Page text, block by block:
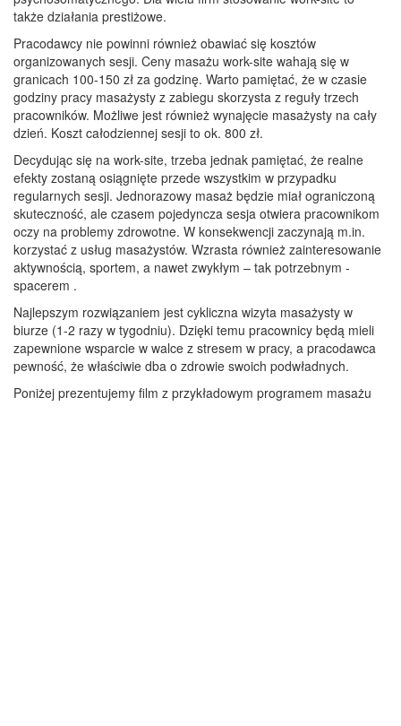
także działania prestiżowe.
Pracodawcy nie powinni również obawiać się kosztów
organizowanych sesji. Ceny masażu work-site wahają się w
granicach 100-150 zł za godzinę. Warto pamiętać, że w czasie
godziny pracy masażysty z zabiegu skorzysta z reguły trzech
pracowników. Możliwe jest również wynajęcie masażysty na cały
dzień. Koszt całodziennej sesji to ok. 800 zł.
Decydując się na work-site, trzeba jednak pamiętać, że realne
efekty zostaną osiągnięte przede wszystkim w przypadku
regularnych sesji. Jednorazowy masaż będzie miał ograniczoną
skuteczność, ale czasem pojedyncza sesja otwiera pracownikom
oczy na problemy zdrowotne. W konsekwencji zaczynają m.in.
korzystać z usług masażystów. Wzrasta również zainteresowanie
aktywnością, sportem, a nawet zwykłym – tak potrzebnym -
spacerem .
Najlepszym rozwiązaniem jest cykliczna wizyta masażysty w
biurze (1-2 razy w tygodniu). Dzięki temu pracownicy będą mieli
zapewnione wsparcie w walce z stresem w pracy, a pracodawca
pewność, że właściwie dba o zdrowie swoich podwładnych.
Poniżej prezentujemy film z przykładowym programem masażu